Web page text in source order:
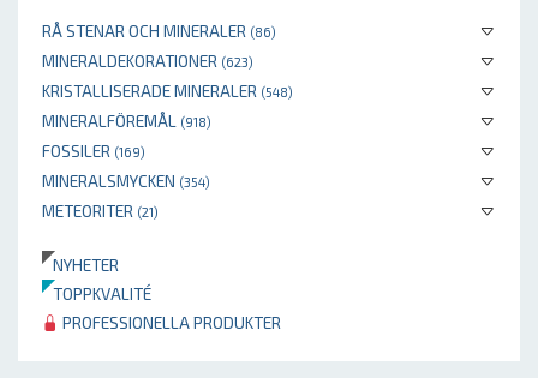
RÅ STENAR OCH MINERALER (86)
MINERALDEKORATIONER (623)
KRISTALLISERADE MINERALER (548)
MINERALFÖREMÅL (918)
FOSSILER (169)
MINERALSMYCKEN (354)
METEORITER (21)
NYHETER
TOPPKVALITÉ
PROFESSIONELLA PRODUKTER